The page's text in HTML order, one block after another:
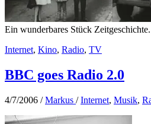
Ein wunderbares Stück Zeitgeschichte.
Internet, Kino, Radio, TV
BBC goes Radio 2.0
4/7/2006 /Markus /Internet, Musik,